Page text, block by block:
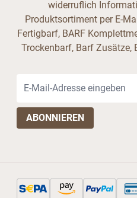
widerruflich
Produktsortiment per E-
Fertigbarf, BARF
Trockenbarf, Barf Zusätze,